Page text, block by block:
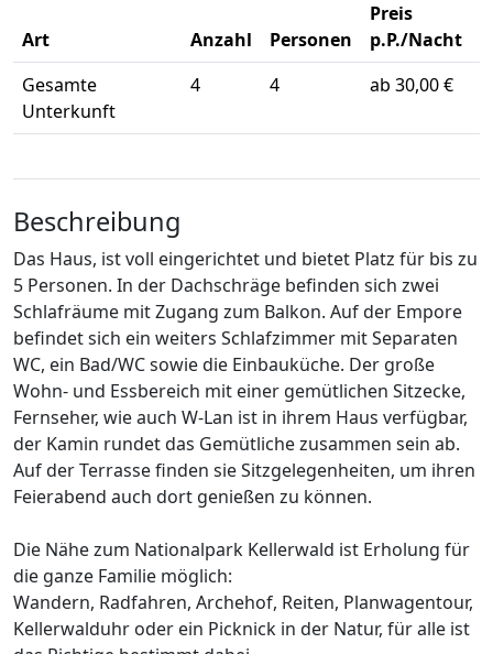
Art Anzahl Personen
Preis
p.P./Nacht
Gesamte
Unterkunft
4 4 ab 30,00 €
Beschreibung
Das Haus, ist voll eingerichtet und bietet Platz für bis zu
5 Personen. In der Dachschräge befinden sich zwei
Schlafräume mit Zugang zum Balkon. Auf der Empore
befindet sich ein weiters Schlafzimmer mit Separaten
WC, ein Bad/WC sowie die Einbauküche. Der große
Wohn- und Essbereich mit einer gemütlichen Sitzecke,
Fernseher, wie auch W-Lan ist in ihrem Haus verfügbar,
der Kamin rundet das Gemütliche zusammen sein ab.
Auf der Terrasse finden sie Sitzgelegenheiten, um ihren
Feierabend auch dort genießen zu können.
Die Nähe zum Nationalpark Kellerwald ist Erholung für
die ganze Familie möglich:
Wandern, Radfahren, Archehof, Reiten, Planwagentour,
Kellerwalduhr oder ein Picknick in der Natur, für alle ist